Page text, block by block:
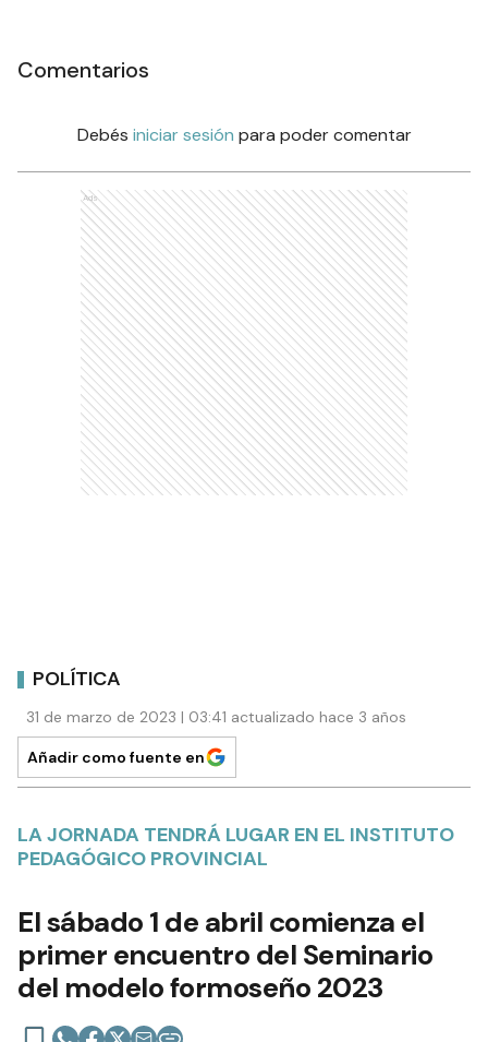
Comentarios
Debés iniciar sesión para poder comentar
Ads
POLÍTICA
31 de marzo de 2023 | 03:41 actualizado hace 3 años
Añadir como fuente en
LA JORNADA TENDRÁ LUGAR EN EL INSTITUTO
PEDAGÓGICO PROVINCIAL
El sábado 1 de abril comienza el
primer encuentro del Seminario
del modelo formoseño 2023